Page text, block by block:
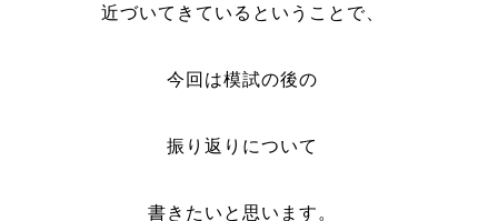
近づいてきているということで、
今回は模試の後の
振り返りについて
書きたいと思います。